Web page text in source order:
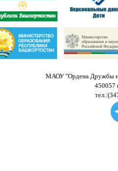
МАОУ "Ордена Дружбы
450057